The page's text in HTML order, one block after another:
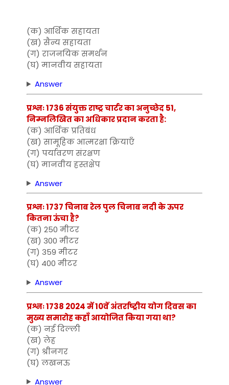
(क) आर्थिक सहायता
(ख) सैन्य सहायता
(ग) राजनयिक समर्थन
(घ) मानवीय सहायता
Answer
प्रश्नः 1736 संयुक्त राष्ट्र चार्टर का अनुच्छेद 51,
निम्नलिखित का अधिकार प्रदान करता है:
(क) आर्थिक प्रतिबंध
(ख) सामूहिक आत्मरक्षा क्रियाएँ
(ग) पर्यावरण संरक्षण
(घ) मानवीय हस्तक्षेप
Answer
प्रश्नः 1737 चिनाब रेल पुल चिनाब नदी के ऊपर
कितना ऊंचा है?
(क) 250 मीटर
(ख) 300 मीटर
(ग) 359 मीटर
(घ) 400 मीटर
Answer
प्रश्नः 1738 2024 में 10वें अंतर्राष्ट्रीय योग दिवस का
मुख्य समारोह कहाँ आयोजित किया गया था?
(क) नई दिल्ली
(ख) लेह
(ग) श्रीनगर
(घ) लखनऊ
Answer